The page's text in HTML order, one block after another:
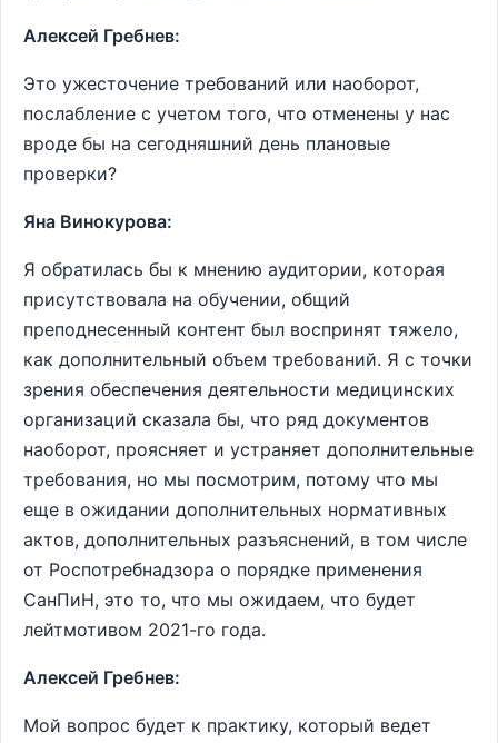
Алексей Гребнев:
Это ужесточение требований или наоборот,
послабление с учетом того, что отменены у нас
вроде бы на сегодняшний день плановые
проверки?
Яна Винокурова:
Я обратилась бы к мнению аудитории, которая
присутствовала на обучении, общий
преподнесенный контент был воспринят тяжело,
как дополнительный объем требований. Я с точки
зрения обеспечения деятельности медицинских
организаций сказала бы, что ряд документов
наоборот, проясняет и устраняет дополнительные
требования, но мы посмотрим, потому что мы
еще в ожидании дополнительных нормативных
актов, дополнительных разъяснений, в том числе
от Роспотребнадзора о порядке применения
СанПиН, это то, что мы ожидаем, что будет
лейтмотивом 2021-го года.
Алексей Гребнев:
Мой вопрос будет к практику, который ведет